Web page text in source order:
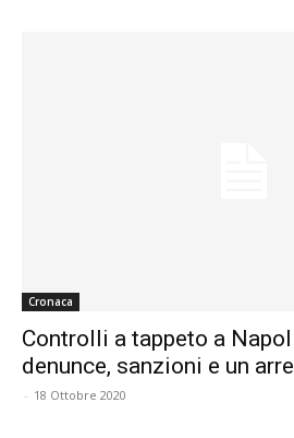
Cronaca
Controlli a tappeto a
denunce, sanzioni e un
- 18 Ottobre 2020